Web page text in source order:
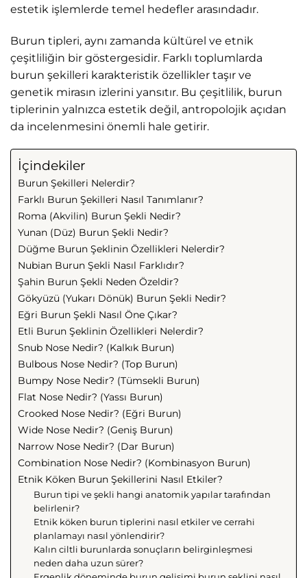
estetik işlemlerde temel hedefler arasındadır.
Burun tipleri, aynı zamanda kültürel ve etnik
çeşitliliğin bir göstergesidir. Farklı toplumlarda
burun şekilleri karakteristik özellikler taşır ve
genetik mirasın izlerini yansıtır. Bu çeşitlilik, burun
tiplerinin yalnızca estetik değil, antropolojik açıdan
da incelenmesini önemli hale getirir.
İçindekiler
Burun Şekilleri Nelerdir?
Farklı Burun Şekilleri Nasıl Tanımlanır?
Roma (Akvilin) Burun Şekli Nedir?
Yunan (Düz) Burun Şekli Nedir?
Düğme Burun Şeklinin Özellikleri Nelerdir?
Nubian Burun Şekli Nasıl Farklıdır?
Şahin Burun Şekli Neden Özeldir?
Gökyüzü (Yukarı Dönük) Burun Şekli Nedir?
Eğri Burun Şekli Nasıl Öne Çıkar?
Etli Burun Şeklinin Özellikleri Nelerdir?
Snub Nose Nedir? (Kalkık Burun)
Bulbous Nose Nedir? (Top Burun)
Bumpy Nose Nedir? (Tümsekli Burun)
Flat Nose Nedir? (Yassı Burun)
Crooked Nose Nedir? (Eğri Burun)
Wide Nose Nedir? (Geniş Burun)
Narrow Nose Nedir? (Dar Burun)
Combination Nose Nedir? (Kombinasyon Burun)
Etnik Köken Burun Şekillerini Nasıl Etkiler?
Burun tipi ve şekli hangi anatomik yapılar tarafından
belirlenir?
Etnik köken burun tiplerini nasıl etkiler ve cerrahi
planlamayı nasıl yönlendirir?
Kalın ciltli burunlarda sonuçların belirginleşmesi
neden daha uzun sürer?